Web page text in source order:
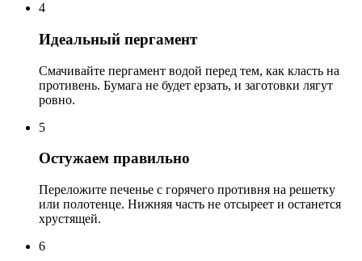
4
Идеальный пергамент
Смачивайте пергамент водой перед тем, как класть на
противень. Бумага не будет ерзать, и заготовки лягут
ровно.
5
Остужаем правильно
Переложите печенье с горячего противня на решетку
или полотенце. Нижняя часть не отсыреет и останется
хрустящей.
6